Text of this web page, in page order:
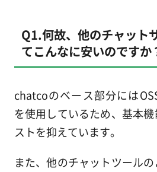
Q1.何故、他のチャット
てこんなに安いのですか
chatcoのベース部分には
を使用しているため、基本
ストを抑えています。
また、他のチャットツール